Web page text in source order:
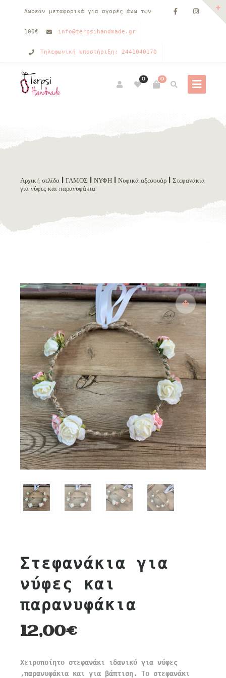
Δωρεάν μεταφορικά για αγορές άνω των
100€ info@terpsihandmade.gr
Τηλεφωνική υποστήριξη: 2441040170
0
0
Αρχική σελίδα ΓΑΜΟΣ ΝΥΦΗ Νυφικά αξεσουάρ | Στεφανάκια
για νύφες και παρανυφάκια
Στεφανάκια για
νύφες και
παρανυφάκια
12,00€
Χειροποίητο στεφανάκι ιδανικό για νύφες
,παρανυφάκια και για βάπτιση. Το στεφανάκι